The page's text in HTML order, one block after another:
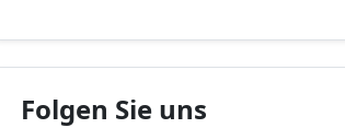
Folgen Sie uns